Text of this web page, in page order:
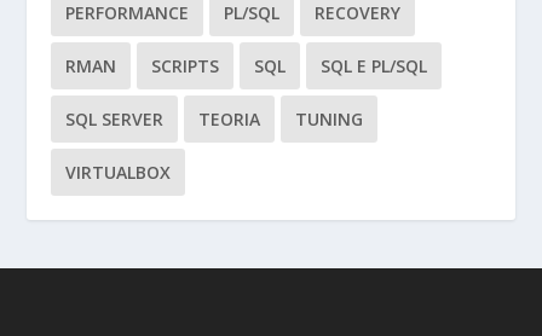
PERFORMANCE PL/SQL RECOVERY
RMAN SCRIPTS SQL SQL E PL/SQL
SQL SERVER TEORIA TUNING
VIRTUALBOX